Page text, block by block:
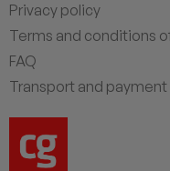
Privacy policy
Terms and conditions
FAQ
Transport and payment